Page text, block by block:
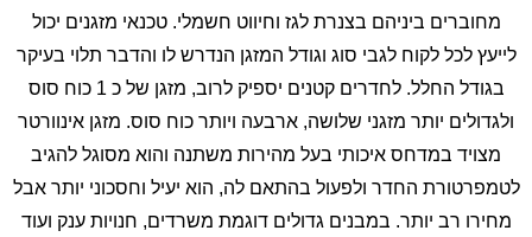
מחוברים ביניהם בצנרת לגז וחיווט חשמלי. טכנאי מזגנים יכול
לייעץ לכל לקוח לגבי סוג וגודל המזגן הנדרש לו והדבר תלוי בעיקר
בגודל החלל. לחדרים קטנים יספיק לרוב, מזגן של כ 1 כוח סוס
ולגדולים יותר מזגני שלושה, ארבעה ויותר כוח סוס. מזגן אינוורטר
מצויד במדחס איכותי בעל מהירות משתנה והוא מסוגל להגיב
לטמפרטורת החדר ולפעול בהתאם לה, הוא יעיל וחסכוני יותר אבל
מחירו רב יותר. במבנים גדולים דוגמת משרדים, חנויות ענק ועוד